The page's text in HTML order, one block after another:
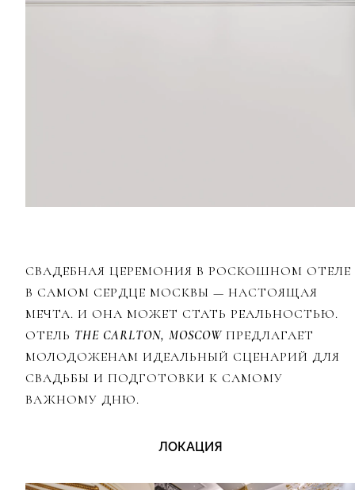
СВАДЕБНАЯ ЦЕРЕМОНИЯ В РОСКОШНОМ ОТЕЛЕ
В САМОМ СЕРДЦЕ МОСКВЫ — НАСТОЯЩАЯ
МЕЧТА. И ОНА МОЖЕТ СТАТЬ РЕАЛЬНОСТЬЮ.
ОТЕЛЬ THE CARLTON, MOSCOW ПРЕДЛАГАЕТ
МОЛОДОЖЕНАМ ИДЕАЛЬНЫЙ СЦЕНАРИЙ ДЛЯ
СВАДЬБЫ И ПОДГОТОВКИ К САМОМУ
ВАЖНОМУ ДНЮ.
ЛОКАЦИЯ